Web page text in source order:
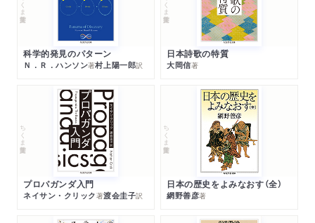
科学的発見のパターン
Ｎ．Ｒ．ハンソン著村上陽一郎訳
日本詩歌の特質
大岡信著
ちくま学芸文庫
プロパガンダ入門
ネイサン・クリック著渡会圭子訳
ちくま学芸文庫
日本の歴史をよみなおす（全）
網野善彦著